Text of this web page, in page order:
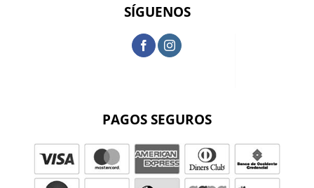
SÍGUENOS
PAGOS SEGUROS